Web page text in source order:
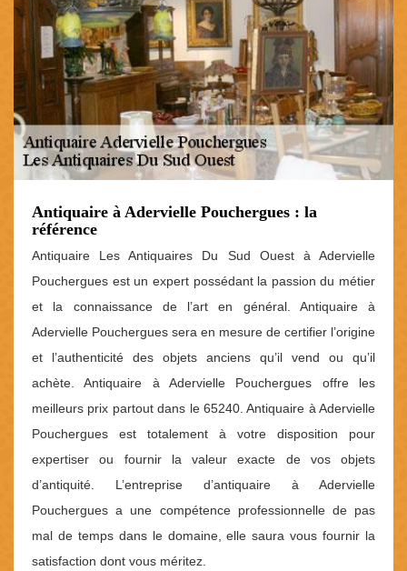
Antiquaire à Adervielle Pouchergues : la
référence
Antiquaire Les Antiquaires Du Sud Ouest à Adervielle
Pouchergues est un expert possédant la passion du métier
et la connaissance de l’art en général. Antiquaire à
Adervielle Pouchergues sera en mesure de certifier l’origine
et l’authenticité des objets anciens qu’il vend ou qu’il
achète. Antiquaire à Adervielle Pouchergues offre les
meilleurs prix partout dans le 65240. Antiquaire à Adervielle
Pouchergues est totalement à votre disposition pour
expertiser ou fournir la valeur exacte de vos objets
d’antiquité. L’entreprise d’antiquaire à Adervielle
Pouchergues a une compétence professionnelle de pas
mal de temps dans le domaine, elle saura vous fournir la
satisfaction dont vous méritez.